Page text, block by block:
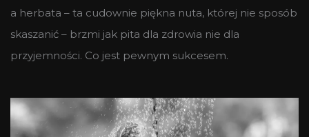
a herbata – ta cudownie piękna nuta, której nie sposób
skaszanić – brzmi jak pita dla zdrowia nie dla
przyjemności. Co jest pewnym sukcesem.